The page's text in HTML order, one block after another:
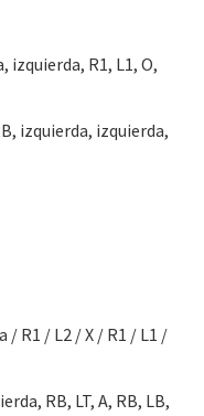
izquierda, R1, L1, O,
izquierda, izquierda,
/ R1 / L2 / X / R1 / L1 /
RB, LT, A, RB, LB,